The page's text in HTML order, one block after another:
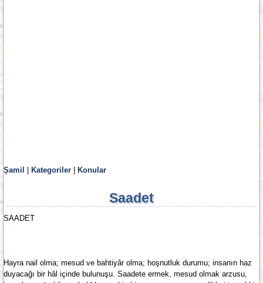
Şamil Kategoriler Konular
Saadet
SAADET
Hayra nail olma; mesud ve bahtiyâr olma; hoşnutluk durumu; insanın haz
duyacağı bir hâl içinde bulunuşu. Saadete ermek, mesud olmak arzusu,